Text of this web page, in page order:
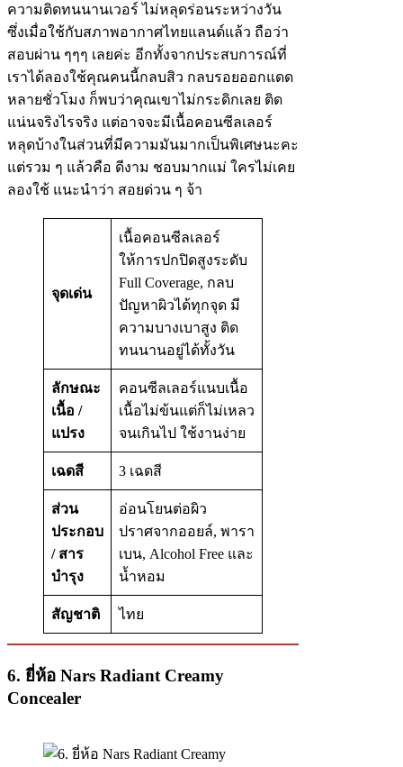
ความติดทนนานเวอร์ ไม่หลุดร่อนระหว่างวัน
ซึ่งเมื่อใช้กับสภาพอากาศไทยแลนด์แล้ว ถือว่า
สอบผ่าน ๆๆๆ เลยค่ะ อีกทั้งจากประสบการณ์ที่
เราได้ลองใช้คุณคนนี้กลบสิว กลบรอยออกแดด
หลายชั่วโมง ก็พบว่าคุณเขาไม่กระดิกเลย ติด
แน่นจริงไรจริง แต่อาจจะมีเนื้อคอนซีลเลอร์
หลุดบ้างในส่วนที่มีความมันมากเป็นพิเศษนะคะ
แต่รวม ๆ แล้วคือ ดีงาม ชอบมากแม่ ใครไม่เคย
ลองใช้ แนะนำว่า สอยด่วน ๆ จ้า
จุดเด่น
เนื้อคอนซีลเลอร์
ให้การปกปิดสูงระดับ
Full Coverage, กลบ
ปัญหาผิวได้ทุกจุด มี
ความบางเบาสูง ติด
ทนนานอยู่ได้ทั้งวัน
ลักษณะ
เนื้อ /
แปรง
คอนซีลเลอร์แนบเนื้อ
เนื้อไม่ข้นแต่ก็ไม่เหลว
จนเกินไป ใช้งานง่าย
เฉดสี 3 เฉดสี
ส่วน
ประกอบ
/ สาร
บำรุง
อ่อนโยนต่อผิว
ปราศจากออยล์, พารา
เบน, Alcohol Free และ
น้ำหอม
สัญชาติ ไทย
6. ยี่ห้อ Nars Radiant Creamy
Concealer